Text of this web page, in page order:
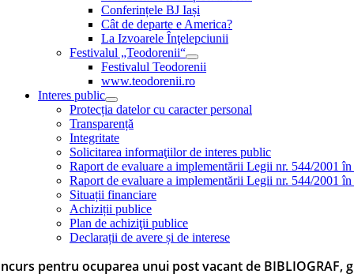
Conferințele BJ Iași
Cât de departe e America?
La Izvoarele Înţelepciunii
Festivalul „Teodorenii“
Festivalul Teodorenii
www.teodorenii.ro
Interes public
Protecția datelor cu caracter personal
Transparență
Integritate
Solicitarea informaţiilor de interes public
Raport de evaluare a implementării Legii nr. 544/2001
Raport de evaluare a implementării Legii nr. 544/2001
Situații financiare
Achiziții publice
Plan de achiziţii publice
Declarații de avere și de interese
pentru ocuparea unui post vacant de BIBLIOGRAF,